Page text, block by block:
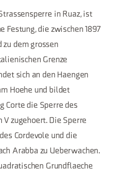
in Ruaz, ist
Festung, die zwischen 1897
zu dem grossen
Grenze
sich an den Haengen
Hoehe und bildet
Corte die Sperre des
V zugehoert. Die Sperre
Cordevole und die
Arabba zu Ueberwachen.
Grundflaeche